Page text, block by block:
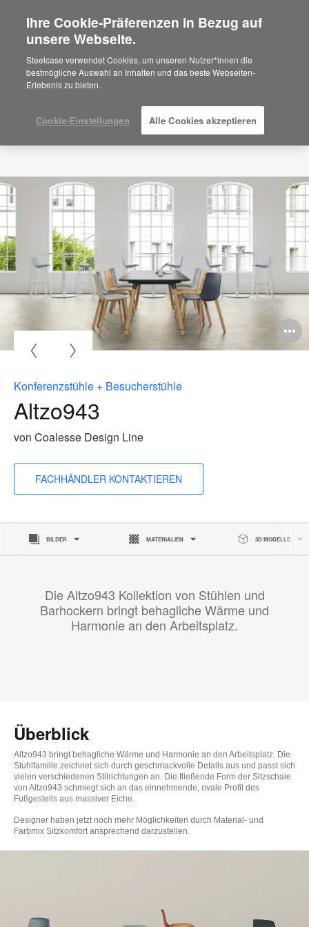
Are you in United States?
Would you like to see Products we sell in
your region?
Americas
Español
Konferenzstühle + Besucherstühle
Altzo943
von Coalesse Design Line
FACHHÄNDLER KONTAKTIEREN
BILDER MATERIALIEN 3D MODELLE
Die Altzo943 Kollektion von Stühlen und
Barhockern bringt behagliche Wärme und
Harmonie an den Arbeitsplatz.
Überblick
Altzo943 bringt behagliche Wärme und Harmonie an den Arbeitsplatz. Die
Stuhlfamilie zeichnet sich durch geschmackvolle Details aus und passt sich
vielen verschiedenen Stilrichtungen an. Die fließende Form der Sitzschale
von Altzo943 schmiegt sich an das einnehmende, ovale Profil des
Fußgestells aus massiver Eiche.
Designer haben jetzt noch mehr Möglichkeiten durch Material- und
Farbmix Sitzkomfort ansprechend darzustellen.
Ihre Cookie-Präferenzen in Bezug auf
unsere Webseite.
Steelcase verwendet Cookies, um unseren Nutzer*innen die
bestmögliche Auswahl an Inhalten und das beste Webseiten-
Erlebenis zu bieten.
Cookie-Einstellungen Alle Cookies akzeptieren